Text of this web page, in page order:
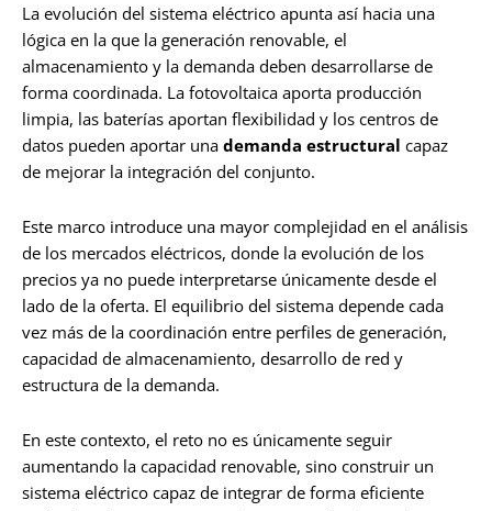
La evolución del sistema eléctrico apunta así hacia una
lógica en la que la generación renovable, el
almacenamiento y la demanda deben desarrollarse de
forma coordinada. La fotovoltaica aporta producción
limpia, las baterías aportan flexibilidad y los centros de
datos pueden aportar una demanda estructural capaz
de mejorar la integración del conjunto.
Este marco introduce una mayor complejidad en el análisis
de los mercados eléctricos, donde la evolución de los
precios ya no puede interpretarse únicamente desde el
lado de la oferta. El equilibrio del sistema depende cada
vez más de la coordinación entre perfiles de generación,
capacidad de almacenamiento, desarrollo de red y
estructura de la demanda.
En este contexto, el reto no es únicamente seguir
aumentando la capacidad renovable, sino construir un
sistema eléctrico capaz de integrar de forma eficiente